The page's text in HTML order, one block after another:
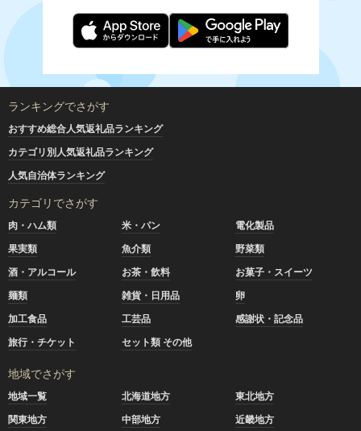
ランキングでさがす
おすすめ総合人気返礼品ランキング
カテゴリ別人気返礼品ランキング
人気自治体ランキング
カテゴリでさがす
肉・ハム類 米・パン
電化製品
果実類
魚介類
野菜類
酒・アルコール
お茶・飲料
お菓子・スイーツ
麺類
雑貨・日用品
卵
加工食品
工芸品
感謝状・記念品
旅行・チケット
セット類 その他
地域でさがす
地域一覧 北海道地方
東北地方
関東地方
中部地方
近畿地方